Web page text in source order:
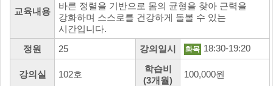
교육내용
바른 정렬을 기반으로 몸의 균형을 찾아 근력을
강화하며 스스로를 건강하게 돌볼 수 있는
시간입니다.
정원
25 강의일시 화목 18:30-19:20
강의실 102호
학습비
(3개월)
100,000원